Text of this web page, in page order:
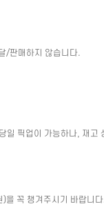
/판매하지 않습니다.
일 픽업이 가능하나, 재고
을 꼭 챙겨주시기 바랍니